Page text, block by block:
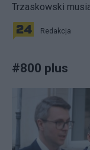
Trzaskowski
Redakcja
#800 plus